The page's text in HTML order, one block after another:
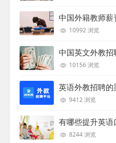
10992 浏览
中国英文外教
10156 浏览
英语外教招聘的
9412 浏览
有哪些提升英语
8244 浏览